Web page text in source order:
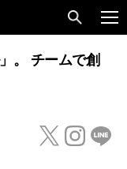
。 チームで創